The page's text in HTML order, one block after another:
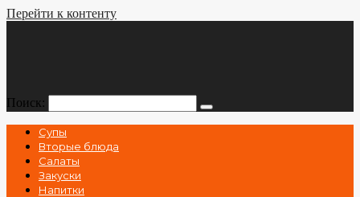
Перейти к контенту
Поиск:
Супы
Вторые блюда
Салаты
Закуски
Напитки